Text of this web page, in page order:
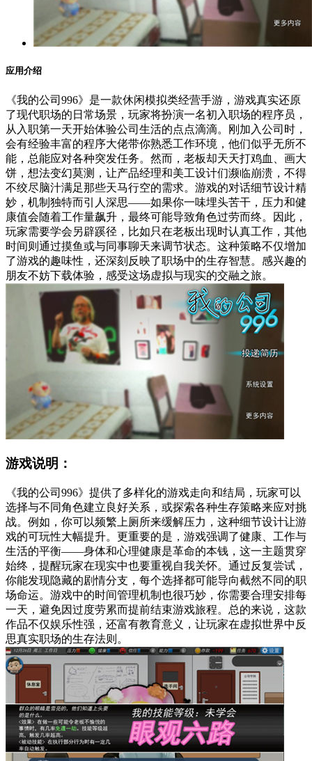
应用介绍
《我的公司996》是一款休闲模拟类经营手游，游戏真实还原
了现代职场的日常场景，玩家将扮演一名初入职场的程序员，
从入职第一天开始体验公司生活的点点滴滴。刚加入公司时，
会有经验丰富的程序大佬带你熟悉工作环境，他们似乎无所不
能，总能应对各种突发任务。然而，老板却天天打鸡血、画大
饼，想法变幻莫测，让产品经理和美工设计们濒临崩溃，不得
不绞尽脑汁满足那些天马行空的需求。游戏的对话细节设计精
妙，机制独特而引人深思——如果你一味埋头苦干，压力和健
康值会随着工作量飙升，最终可能导致角色过劳而终。因此，
玩家需要学会另辟蹊径，比如只在老板出现时认真工作，其他
时间则通过摸鱼或与同事聊天来调节状态。这种策略不仅增加
了游戏的趣味性，还深刻反映了职场中的生存智慧。感兴趣的
朋友不妨下载体验，感受这场虚拟与现实的交融之旅。
游戏说明：
《我的公司996》提供了多样化的游戏走向和结局，玩家可以
选择与不同角色建立良好关系，或探索各种生存策略来应对挑
战。例如，你可以频繁上厕所来缓解压力，这种细节设计让游
戏的可玩性大幅提升。更重要的是，游戏强调了健康、工作与
生活的平衡——身体和心理健康是革命的本钱，这一主题贯穿
始终，提醒玩家在现实中也要重视自我关怀。通过反复尝试，
你能发现隐藏的剧情分支，每个选择都可能导向截然不同的职
场命运。游戏中的时间管理机制也很巧妙，你需要合理安排每
一天，避免因过度劳累而提前结束游戏旅程。总的来说，这款
作品不仅娱乐性强，还富有教育意义，让玩家在虚拟世界中反
思真实职场的生存法则。